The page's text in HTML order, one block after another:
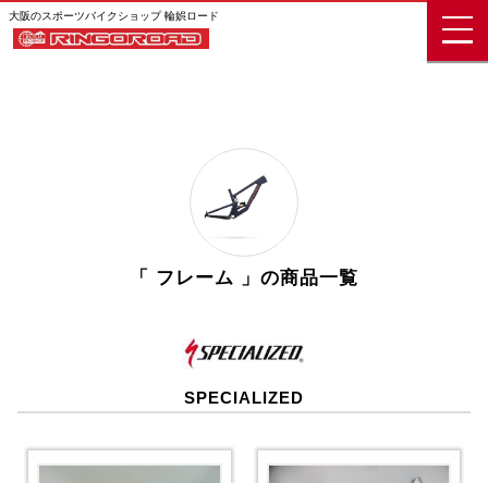
大阪のスポーツバイクショップ 輪娯ロード
「 フレーム 」の商品一覧
SPECIALIZED